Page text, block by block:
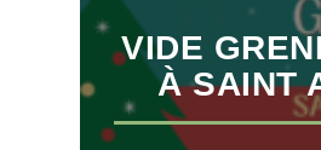
VIDE
À SAINT